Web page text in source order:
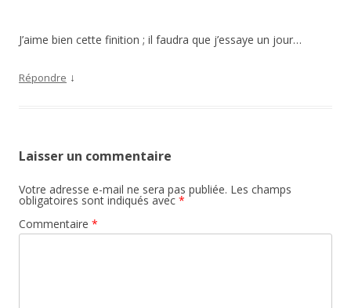
J’aime bien cette finition ; il faudra que j’essaye un jour…
Répondre ↓
Laisser un commentaire
Votre adresse e-mail ne sera pas publiée. Les champs
obligatoires sont indiqués avec *
Commentaire *